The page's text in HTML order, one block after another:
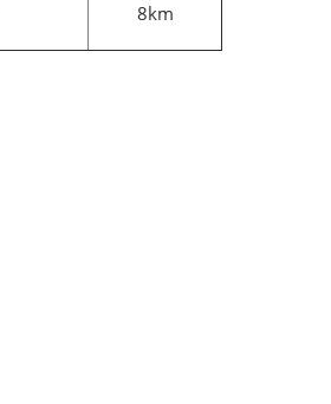
8km